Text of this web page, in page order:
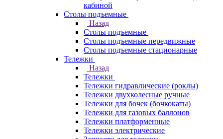
кабиной
Столы подъемные
Назад
Столы подъемные
Столы подъемные передвижные
Столы подъемные стационарные
Тележки
Назад
Тележки
Тележки гидравлические (роклы)
Тележки двухколесные ручные
Тележки для бочек (бочкокаты)
Тележки для газовых баллонов
Тележки платформенные
Тележки электрические